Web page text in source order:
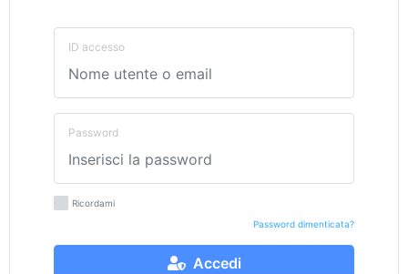
ID accesso
Password
Ricordami
Password dimenticata?
Accedi